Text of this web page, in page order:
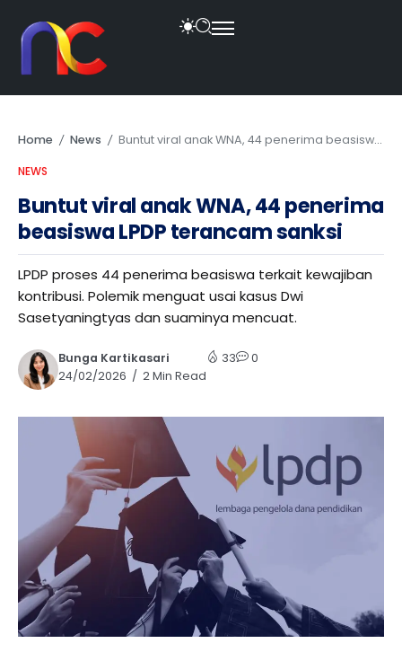
Home / News / Buntut viral anak WNA, 44 penerima beasiswa LPDP terancam sanksi
NEWS
Buntut viral anak WNA, 44 penerima
beasiswa LPDP terancam sanksi
LPDP proses 44 penerima beasiswa terkait kewajiban
kontribusi. Polemik menguat usai kasus Dwi
Sasetyaningtyas dan suaminya mencuat.
Bunga Kartikasari
24/02/2026
2 Min Read
33 0